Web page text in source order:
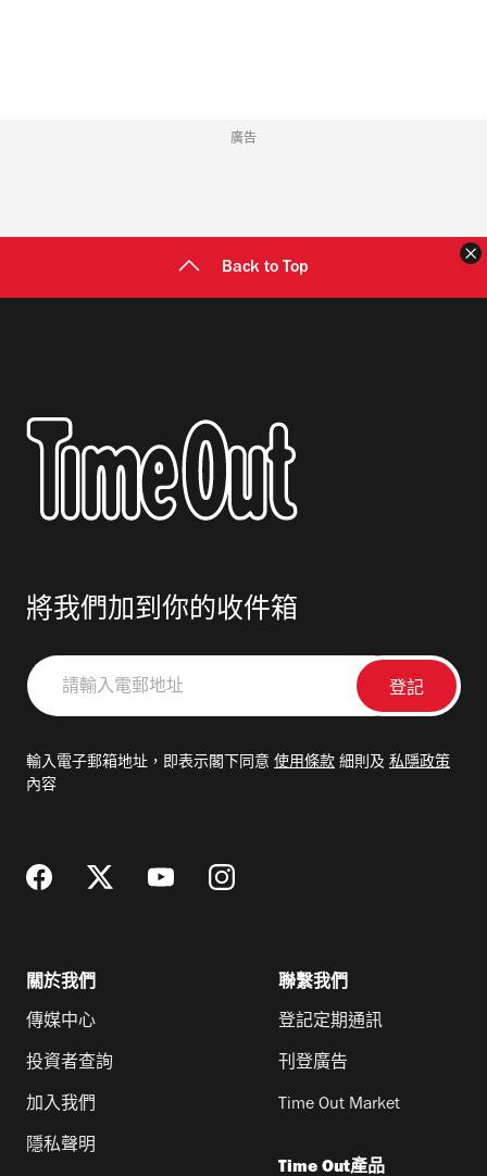
廣告
Back to Top
將我們加到你的收件箱
請
輸
郵
輸入電子郵箱地址，即表示閣下同意 使用條款 細則及 私隱政策
內容
關於我們
傳媒中心
投資者查詢
加入我們
隱私聲明
聯繫我們
登記定期通訊
刊登廣告
Time Out Market
Time Out產品